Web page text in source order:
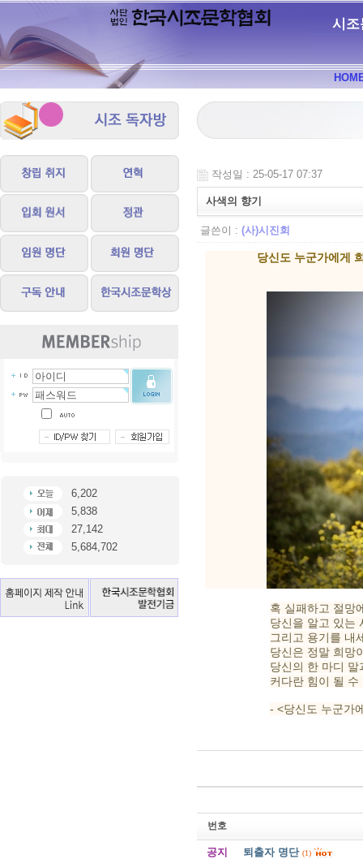
시조
6,202
5,838
27,142
5,684,702
작성일 : 25-05-17 07:37
사색의 향기
글쓴이 : (사)시진회
당신도 누군가에게 희망
혹 실패하고 절망
당신을 알고 있는
그리고 용기를 내
당신은 정말 희망
당신의 한 마디
커다란 힘이 될 수
- <당신도 누군가
번호
공지 퇴출자 명단 (1)